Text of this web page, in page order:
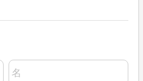
名前の名